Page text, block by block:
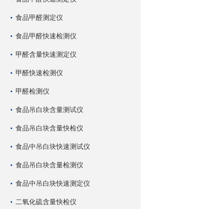
食品甲醛测定仪
食品甲醛快速检测仪
甲醛含量快速测定仪
甲醛快速检测仪
甲醛检测仪
食品吊白块含量测试仪
食品吊白块含量快检仪
食品中吊白块快速测试仪
食品吊白块含量检测仪
食品中吊白块快速测定仪
二氧化硫含量快检仪